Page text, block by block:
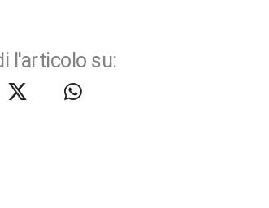
l'articolo su: